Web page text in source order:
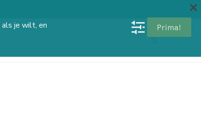
als je wilt, en
Prima!